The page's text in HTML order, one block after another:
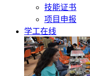
技能证书
项目申报
学工在线